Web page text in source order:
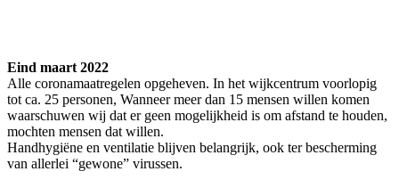
Eind maart 2022
Alle coronamaatregelen opgeheven. In het wijkcentrum voorlopig
tot ca. 25 personen, Wanneer meer dan 15 mensen willen komen
waarschuwen wij dat er geen mogelijkheid is om afstand te houden,
mochten mensen dat willen.
Handhygiëne en ventilatie blijven belangrijk, ook ter bescherming
van allerlei “gewone” virussen.